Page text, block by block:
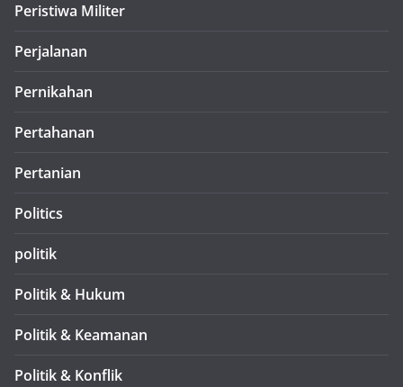
Peristiwa Militer
Perjalanan
Pernikahan
Pertahanan
Pertanian
Politics
politik
Politik & Hukum
Politik & Keamanan
Politik & Konflik